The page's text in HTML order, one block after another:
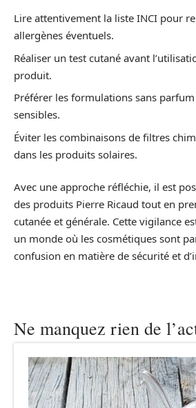
Lire attentivement la liste INCI pour
allergènes éventuels.
Réaliser un test cutané avant
produit.
Préférer les formulations sans
sensibles.
Éviter les combinaisons de filtres
dans les produits solaires.
Avec une approche réfléchie, il est
des produits Pierre Ricaud tout en
cutanée et générale. Cette vigilance
un monde où les cosmétiques sont
confusion en matière de sécurité et
Ne manquez rien de